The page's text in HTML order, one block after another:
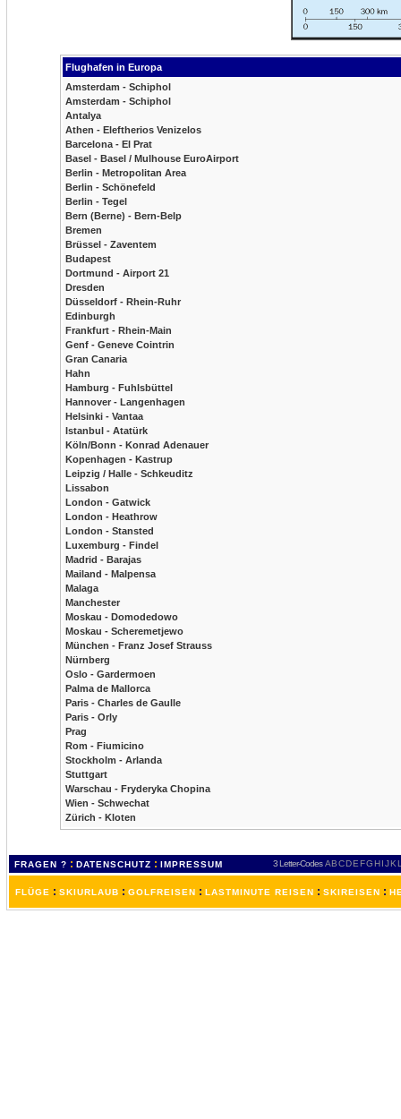
Flughafen in Europa
Amsterdam - Schiphol
Amsterdam - Schiphol
Antalya
Athen - Eleftherios Venizelos
Barcelona - El Prat
Basel - Basel / Mulhouse EuroAirport
Berlin - Metropolitan Area
Berlin - Schönefeld
Berlin - Tegel
Bern (Berne) - Bern-Belp
Bremen
Brüssel - Zaventem
Budapest
Dortmund - Airport 21
Dresden
Düsseldorf - Rhein-Ruhr
Edinburgh
Frankfurt - Rhein-Main
Genf - Geneve Cointrin
Gran Canaria
Hahn
Hamburg - Fuhlsbüttel
Hannover - Langenhagen
Helsinki - Vantaa
Istanbul - Atatürk
Köln/Bonn - Konrad Adenauer
Kopenhagen - Kastrup
Leipzig / Halle - Schkeuditz
Lissabon
London - Gatwick
London - Heathrow
London - Stansted
Luxemburg - Findel
Madrid - Barajas
Mailand - Malpensa
Malaga
Manchester
Moskau - Domodedowo
Moskau - Scheremetjewo
München - Franz Josef Strauss
Nürnberg
Oslo - Gardermoen
Palma de Mallorca
Paris - Charles de Gaulle
Paris - Orly
Prag
Rom - Fiumicino
Stockholm - Arlanda
Stuttgart
Warschau - Fryderyka Chopina
Wien - Schwechat
Zürich - Kloten
FRAGEN ? : DATENSCHUTZ : IMPRESSUM 3 Letter-Codes ABCDEFGH IJKL
FLÜGE : SKIURLAUB : GOLFREISEN : LASTMINUTE REISEN : SKIREISEN :